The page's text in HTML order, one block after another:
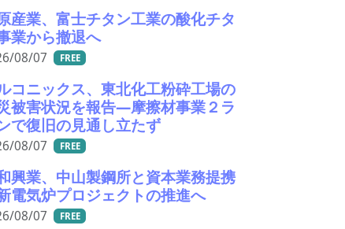
産業、富士チタン工業の酸化チタ
業から撤退へ
08/07 FREE
コニックス、東北化工粉砕工場の
被害状況を報告―摩擦材事業２ラ
で復旧の見通し立たず
08/07 FREE
興業、中山製鋼所と資本業務提携
電気炉プロジェクトの推進へ
08/07 FREE